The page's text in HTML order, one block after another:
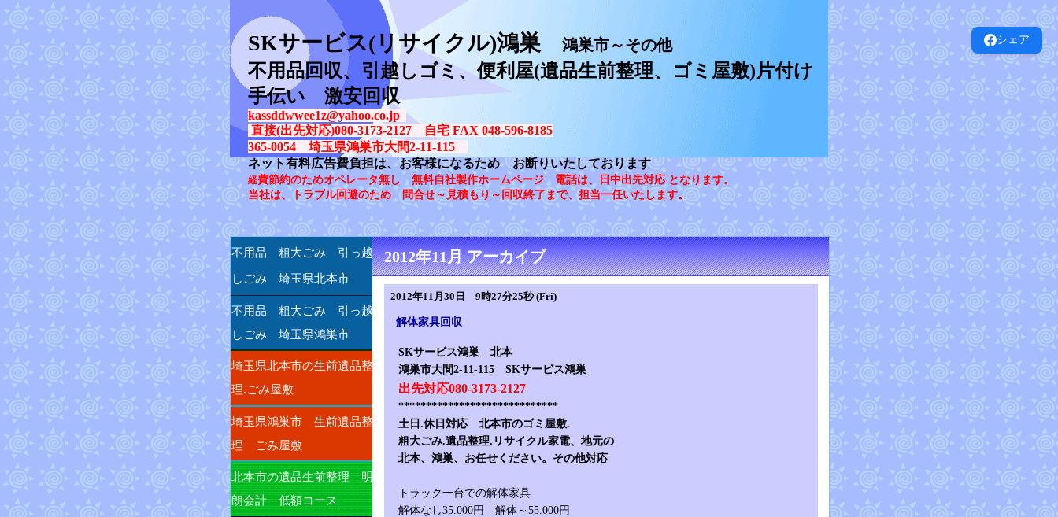
シェア
SKサービス(リサイクル)鴻巣 鴻巣市～その他
不用品回収、引越しゴミ、便利屋(遺品生前整理、ゴミ屋敷)片付け
手伝い 激安回収
kassddwwee1z@yahoo.co.jp
直接(出先対応)080-3173-2127 自宅 FAX 048-596-8185
365-0054 埼玉県鴻巣市大間2-11-115
ネット有料広告費負担は、お客様になるため お断りいたしております
経費節約のためオペレータ無し 無料自社製作ホームページ 電話は、日中出先対応 となります。
当社は、トラブル回避のため 問合せ～見積もり～回収終了まで、担当一任いたします。
2012年11月 アーカイブ
2012年11月30日 9時27分25秒 (Fri)
解体家具回収
SKサービス鴻巣 北本
鴻巣市大間2-11-115 SKサービス鴻巣
出先対応080-3173-2127
*****************************
土日.休日対応 北本市のゴミ屋敷.
粗大ごみ.遺品整理.リサイクル家電、地元の
北本、鴻巣、お任せください。その他対応
トラック一台での解体家具
解体なし35.000円 解体～55.000円
不用品 粗大ごみ 引っ越
しごみ 埼玉県北本市
不用品 粗大ごみ 引っ越
しごみ 埼玉県鴻巣市
埼玉県北本市の生前遺品整
理.ごみ屋敷
埼玉県鴻巣市 生前遺品整
理 ごみ屋敷
北本市の遺品生前整理 明
朗会計 低額コース